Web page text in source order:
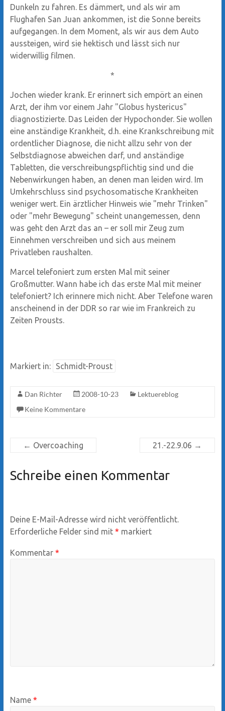
Dunkeln zu fahren. Es dämmert, und als wir am
Flughafen San Juan ankommen, ist die Sonne bereits
aufgegangen. In dem Moment, als wir aus dem Auto
aussteigen, wird sie hektisch und lässt sich nur
widerwillig filmen.
*
Jochen wieder krank. Er erinnert sich empört an einen
Arzt, der ihm vor einem Jahr "Globus hystericus"
diagnostizierte. Das Leiden der Hypochonder. Sie wollen
eine anständige Krankheit, d.h. eine Krankschreibung mit
ordentlicher Diagnose, die nicht allzu sehr von der
Selbstdiagnose abweichen darf, und anständige
Tabletten, die verschreibungspflichtig sind und die
Nebenwirkungen haben, an denen man leiden wird. Im
Umkehrschluss sind psychosomatische Krankheiten
weniger wert. Ein ärztlicher Hinweis wie "mehr Trinken"
oder "mehr Bewegung" scheint unangemessen, denn
was geht den Arzt das an – er soll mir Zeug zum
Einnehmen verschreiben und sich aus meinem
Privatleben raushalten.
Marcel telefoniert zum ersten Mal mit seiner
Großmutter. Wann habe ich das erste Mal mit meiner
telefoniert? Ich erinnere mich nicht. Aber Telefone waren
anscheinend in der DDR so rar wie im Frankreich zu
Zeiten Prousts.
Markiert in: Schmidt-Proust
Dan Richter 2008-10-23
Lektuereblog
Keine Kommentare
← Overcoaching 21.-22.9.06 →
Schreibe einen Kommentar
Deine E-Mail-Adresse wird nicht veröffentlicht.
Erforderliche Felder sind mit * markiert
Kommentar *
Name *